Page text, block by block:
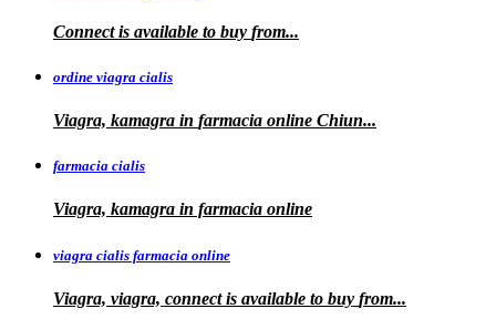
Connect is available to buy from...
ordine viagra cialis
Viagra, kamagra in farmacia online Chiun...
farmacia cialis
Viagra, kamagra in farmacia online
viagra cialis farmacia online
Viagra, viagra, connect is available to buy from...